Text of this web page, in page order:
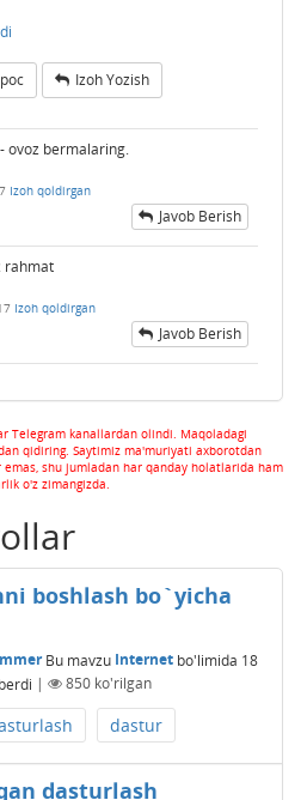
Izoh Yozish
ovoz bermalaring.
Izoh qoldirgan
Javob Berish
rahmat
Izoh qoldirgan
Javob Berish
Telegram kanallardan olindi. Maqoladagi
qidiring. Saytimiz ma'muriyati axborotdan
shu jumladan har qanday holatlarida ham
o'z zimangizda.
boshlash bo`yicha
Bu mavzu Internetbo'limida 18
| 850ko'rilgan
dastur
dasturlash